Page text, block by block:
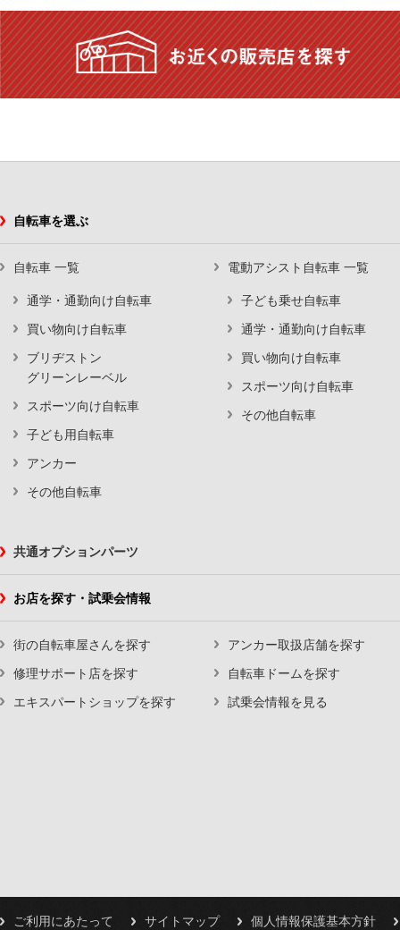
自転車を選ぶ
自転車 一覧
通学・通勤向け自転車
買い物向け自転車
ブリヂストン
グリーンレーベル
スポーツ向け自転車
子ども用自転車
アンカー
その他自転車
電動アシスト自転車 一覧
子ども乗せ自転車
通学・通勤向け自転車
買い物向け自転車
スポーツ向け自転車
その他自転車
共通オプションパーツ
お店を探す・試乗会情報
街の自転車屋さんを探す
修理サポート店を探す
エキスパートショップを探す
アンカー取扱店舗を探す
自転車ドームを探す
試乗会情報を見る
ご利用にあたって サイトマップ
個人情報保護基本方針